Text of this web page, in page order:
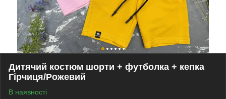
Дитячий костюм шорти + футболка + кепка
Гірчиця/Рожевий
В наявності